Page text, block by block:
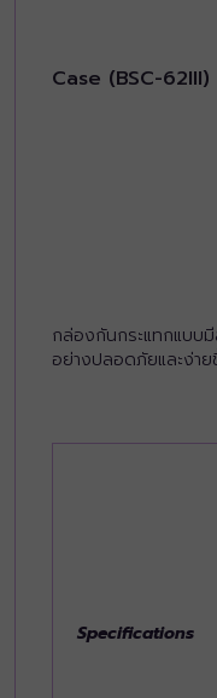
Case (BSC-62III)
กล่องกันกระแทกแบบมี
อย่างปลอดภัยและง่าย
Specifications